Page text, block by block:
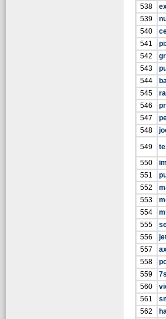
538
539
540
541
542
543
544
545
546
547
548
549
550
551
552
553
554
555
556
557
558
559
560
561
562